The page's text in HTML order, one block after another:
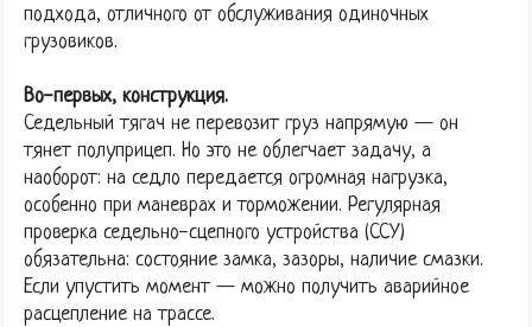
подхода, отличного от обслуживания одиночных
грузовиков.
Во-первых, конструкция.
Седельный тягач не перевозит груз напрямую — он
тянет полуприцеп. Но это не облегчает задачу, а
наоборот: на седло передается огромная нагрузка,
особенно при маневрах и торможении. Регулярная
проверка седельно-сцепного устройства (ССУ)
обязательна: состояние замка, зазоры, наличие смазки.
Если упустить момент — можно получить аварийное
расцепление на трассе.